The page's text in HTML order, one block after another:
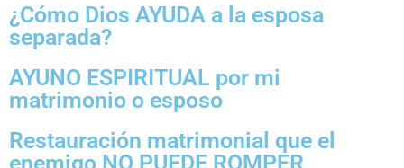
¿Cómo Dios AYUDA a la esposa
separada?
AYUNO ESPIRITUAL por mi
matrimonio o esposo
Restauración matrimonial que el